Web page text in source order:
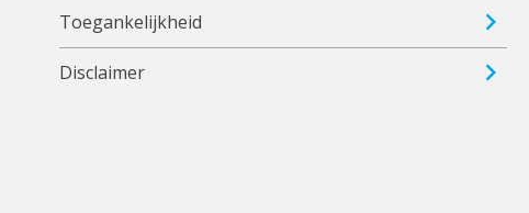
Toegankelijkheid
Disclaimer